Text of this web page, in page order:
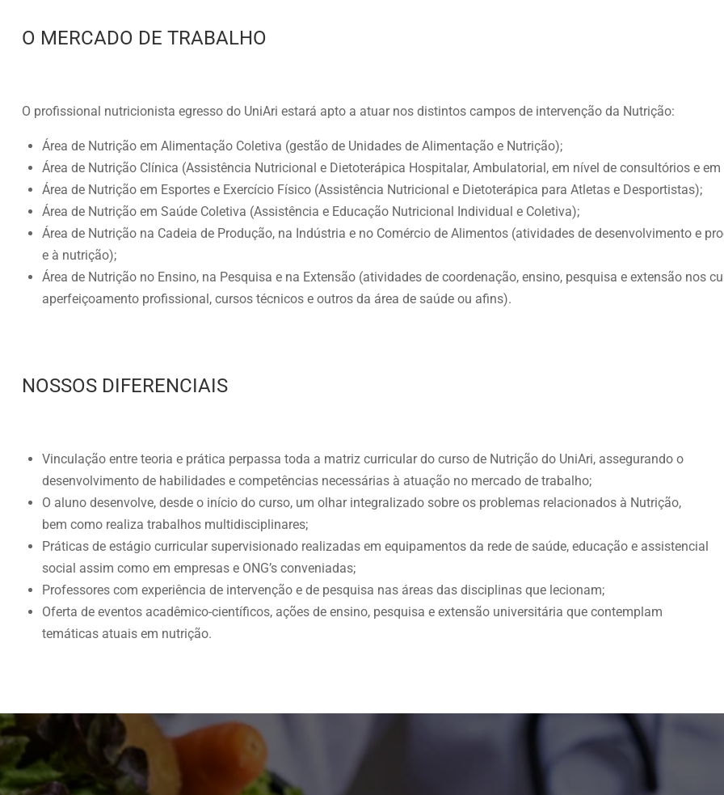
O MERCADO DE TRABALHO
O profissional nutricionista egresso do UniAri estará apto a atuar nos distintos campos de intervenção da Nutrição:
Área de Nutrição em Alimentação Coletiva (gestão de Unidades de Alimentação e Nutrição);
Área de Nutrição Clínica (Assistência Nutricional e Dietoterápica Hospitalar, Ambulatorial, em nível de consultórios e
Área de Nutrição em Esportes e Exercício Físico (Assistência Nutricional e Dietoterápica para Atletas e Desportistas);
Área de Nutrição em Saúde Coletiva (Assistência e Educação Nutricional Individual e Coletiva);
Área de Nutrição na Cadeia de Produção, na Indústria e no Comércio de Alimentos (atividades de desenvolvimento e
e à nutrição);
Área de Nutrição no Ensino, na Pesquisa e na Extensão (atividades de coordenação, ensino, pesquisa e extensão nos
aperfeiçoamento profissional, cursos técnicos e outros da área de saúde ou afins).
NOSSOS DIFERENCIAIS
Vinculação entre teoria e prática perpassa toda a matriz curricular do curso de Nutrição do UniAri, assegurando o
desenvolvimento de habilidades e competências necessárias à atuação no mercado de trabalho;
O aluno desenvolve, desde o início do curso, um olhar integralizado sobre os problemas relacionados à Nutrição,
bem como realiza trabalhos multidisciplinares;
Práticas de estágio curricular supervisionado realizadas em equipamentos da rede de saúde, educação e assistencial
social assim como em empresas e ONG’s conveniadas;
Professores com experiência de intervenção e de pesquisa nas áreas das disciplinas que lecionam;
Oferta de eventos acadêmico-científicos, ações de ensino, pesquisa e extensão universitária que contemplam
temáticas atuais em nutrição.